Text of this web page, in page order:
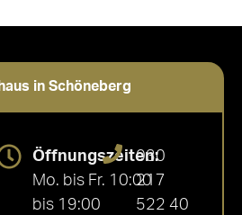
in Schöneberg
Öffnungszeiten:
Mo. bis Fr. 10:00
bis 19:00
030
217
522 40